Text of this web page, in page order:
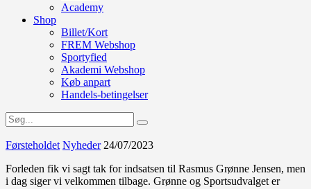
Academy
Shop
Billet/Kort
FREM Webshop
Sportyfied
Akademi Webshop
Køb anpart
Handels-betingelser
Førsteholdet Nyheder 24/07/2023
Forleden fik vi sagt tak for indsatsen til Rasmus Grønne Jensen, men
i dag siger vi velkommen tilbage. Grønne og Sportsudvalget er